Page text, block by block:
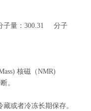
量：300.31 分子
核磁（NMR)
。
或者冷冻长期保存。